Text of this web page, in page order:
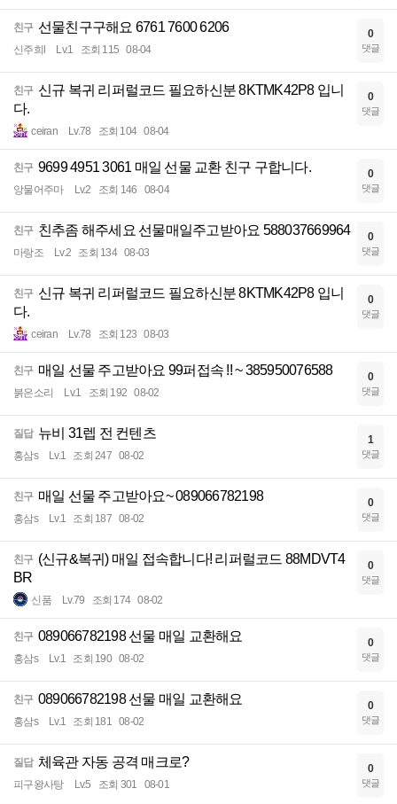
친구 선물친구구해요 6761 7600 6206
신주희l Lv.1 조회 115 08-04
0
댓글
친구 신규 복귀 리퍼럴코드 필요하신분 8KTMK42P8 입니
다.
ceiran Lv.78 조회 104 08-04
0
댓글
친구 9699 4951 3061 매일 선물 교환 친구 구합니다.
앙물어주마 Lv.2 조회 146 08-04
0
댓글
친구 친추좀 해주세요 선물매일주고받아요 588037669964
마랑조 Lv.2 조회 134 08-03
0
댓글
친구 신규 복귀 리퍼럴코드 필요하신분 8KTMK42P8 입니
다.
ceiran Lv.78 조회 123 08-03
0
댓글
친구 매일 선물 주고받아요 99퍼접속 !! ~ 385950076588
붉은소리 Lv.1 조회 192 08-02
0
댓글
질답 뉴비 31렙 전 컨텐츠
홍삼s Lv.1 조회 247 08-02
1
댓글
친구 매일 선물 주고받아요~ 089066782198
홍삼s Lv.1 조회 187 08-02
0
댓글
친구 (신규&복귀) 매일 접속합니다! 리퍼럴코드 88MDVT4
BR
신품 Lv.79 조회 174 08-02
0
댓글
친구 089066782198 선물 매일 교환해요
홍삼s Lv.1 조회 190 08-02
0
댓글
친구 089066782198 선물 매일 교환해요
홍삼s Lv.1 조회 181 08-02
0
댓글
질답 체육관 자동 공격 매크로?
피구왕사탕 Lv.5 조회 301 08-01
0
댓글